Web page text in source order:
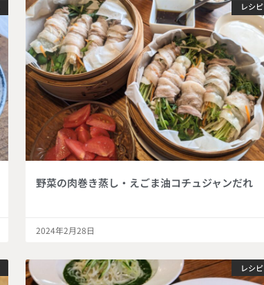
レシピ
野菜の肉巻き蒸し・えごま油コチュジャンだれ
2024年2月28日
レシピ